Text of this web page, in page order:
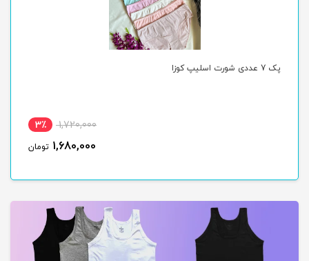
پک 7 عددی شورت اسلیپ کوزا
1,720,000 3٪
1,680,000 تومان